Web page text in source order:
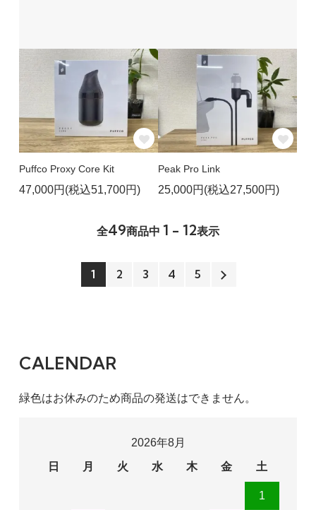
Puffco Proxy Core Kit
47,000円(税込51,700円)
Peak Pro Link
25,000円(税込27,500円)
全49商品中 1 - 12表示
1 2 3 4 5
CALENDAR
緑色はお休みのため商品の発送はできません。
2026年8月
日
月 火 水 木 金 土
1